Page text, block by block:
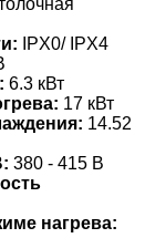
IPX0/ IPX4
6.3 кВт
17 кВт
14.52
380 - 415 В
нагрева: